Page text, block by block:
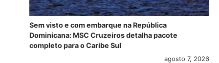
Sem visto e com embarque na República
Dominicana: MSC Cruzeiros detalha pacote
completo para o Caribe Sul
agosto 7, 2026